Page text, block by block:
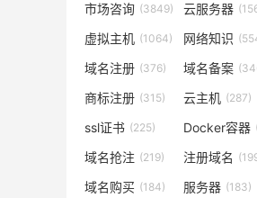
市场咨询 (3849) 云服务器
虚拟主机 (1064) 网络知识
域名注册 (376) 域名备案
商标注册 (315) 云主机 (287)
ssl证书 (225) Docker容器
域名抢注 (219) 注册域名
域名购买 (184) 服务器 (183)